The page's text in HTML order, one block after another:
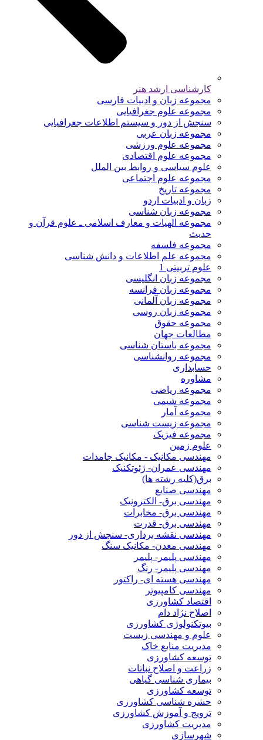
کارشناسی ارشد هنر
مجموعه زبان و ادبیات فارسی
مجموعه علوم جغرافیایی
سنجش از دور و سیستم اطلاعات جغرافیایی
مجموعه زبان عربی
مجموعه علوم ورزشی
مجموعه علوم اقتصادی
علوم سیاسی و روابط بین الملل
مجموعه علوم اجتماعی
مجموعه تاریخ
زبان و ادبیات اردو
مجموعه زبان شناسی
مجموعه الهیات و معارف اسلامی ـ علوم قرآن و
حدیث
مجموعه فلسفه
مجموعه علم اطلاعات و دانش شناسی
علوم تربیتی 1
مجموعه زبان انگلیسی
مجموعه زبان فرانسه
مجموعه زبان آلمانی
مجموعه زبان روسی
مجموعه حقوق
مطالعات جهان
مجموعه باستان شناسی
مجموعه روانشناسی
حسابداری
مشاوره
مجموعه ریاضی
مجموعه شیمی
مجموعه آمار
مجموعه زیست شناسی
مجموعه فیزیک
علوم زمین
مهندسی مکانیک - مکانیک جامدات
مهندسی عمران- ژئوتکنیک
برق(کلیه رشته ها)
مهندسی صنایع
مهندسی برق- الکترونیک
مهندسی برق- مخابرات
مهندسی برق- قدرت
مهندسی نقشه برداری- سنجش از دور
مهندسی معدن- مکانیک سنگ
مهندسی پلیمر- پلیمر
مهندسی پلیمر- رنگ
مهندسی هسته ای- راکتور
مهندسی کامپیوتر
اقتصاد کشاورزی
اصلاح نژاد دام
بیوتکنولوژی کشاورزی
علوم و مهندسی زیست
مدیریت منابع خاک
توسعه کشاورزی
زراعت و اصلاح نباتات
بیماری شناسی گیاهی
توسعه کشاورزی
حشره شناسی کشاورزی
ترویج و آموزش کشاورزی
مدیریت کشاورزی
شهرسازی